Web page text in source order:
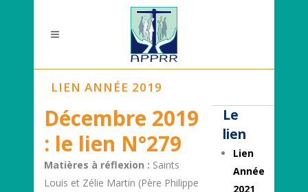
LIEN ANNÉE 2019
Le
lien
Lien
Année
2021
Décembre 2019
: le lien N°279
Matières à réflexion : Saints
Louis et Zélie Martin (Père Philippe